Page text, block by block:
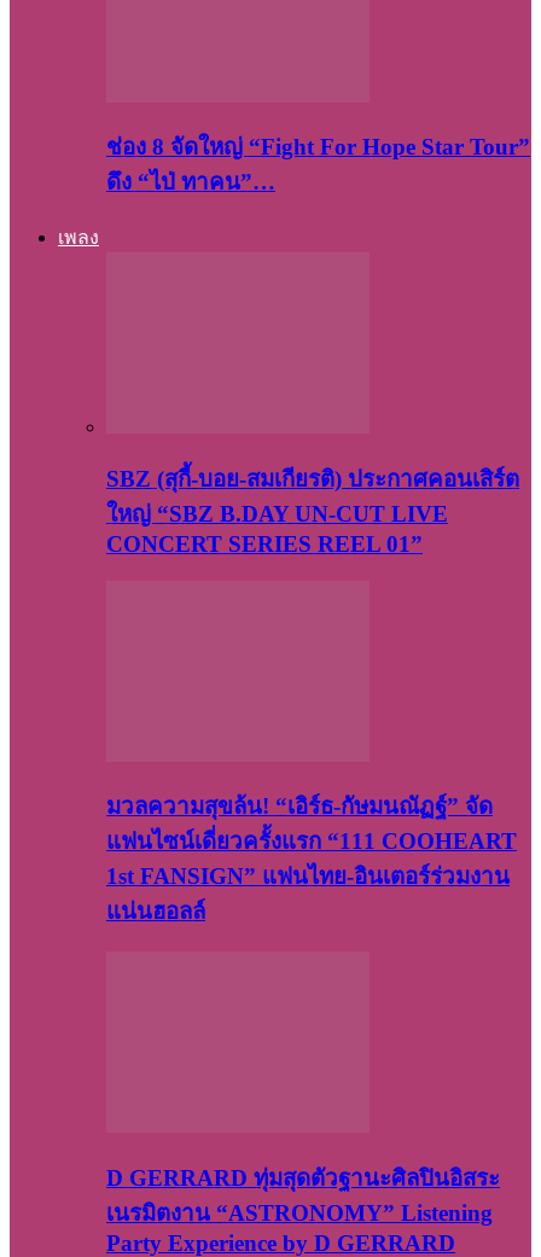
ช่อง 8 จัดใหญ่ “Fight For Hope Star Tour”
ดึง “ไป่ ทาคน”…
เพลง
SBZ (สุกี้-บอย-สมเกียรติ) ประกาศคอนเสิร์ต
ใหญ่ “SBZ B.DAY UN-CUT LIVE
CONCERT SERIES REEL 01”
มวลความสุขล้น! “เอิร์ธ-กัษมนณัฏฐ์” จัด
แฟนไซน์เดี่ยวครั้งแรก “111 COOHEART
1st FANSIGN” แฟนไทย-อินเตอร์ร่วมงาน
แน่นฮอลล์
D GERRARD ทุ่มสุดตัวฐานะศิลปินอิสระ
เนรมิตงาน “ASTRONOMY” Listening
Party Experience by D GERRARD